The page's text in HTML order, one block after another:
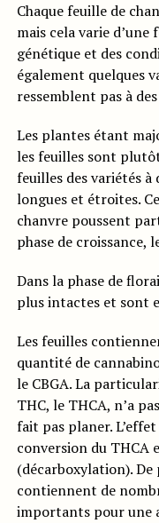
Chaque feuille de
mais cela varie
génétique et des
également quelques
ressemblent pas à
Les plantes étant
les feuilles sont
feuilles des variétés
longues et étroites.
chanvre poussent
phase de croissance,
Dans la phase de
plus intactes et sont
Les feuilles
quantité de
le CBGA. La
THC, le THCA, n’a
fait pas planer.
conversion du THCA
(décarboxylation).
contiennent de
importants pour une